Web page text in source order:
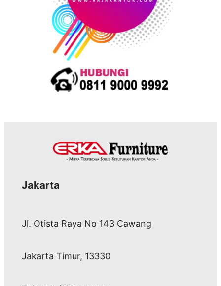
Jakarta
Jl. Otista Raya No 143 Cawang
Jakarta Timur, 13330